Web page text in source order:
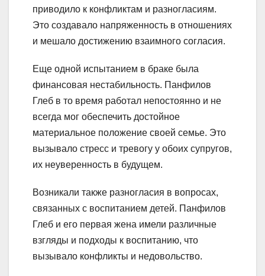
приводило к конфликтам и разногласиям.
Это создавало напряженность в отношениях
и мешало достижению взаимного согласия.
Еще одной испытанием в браке была
финансовая нестабильность. Панфилов
Глеб в то время работал непостоянно и не
всегда мог обеспечить достойное
материальное положение своей семье. Это
вызывало стресс и тревогу у обоих супругов,
их неуверенность в будущем.
Возникали также разногласия в вопросах,
связанных с воспитанием детей. Панфилов
Глеб и его первая жена имели различные
взгляды и подходы к воспитанию, что
вызывало конфликты и недовольство.